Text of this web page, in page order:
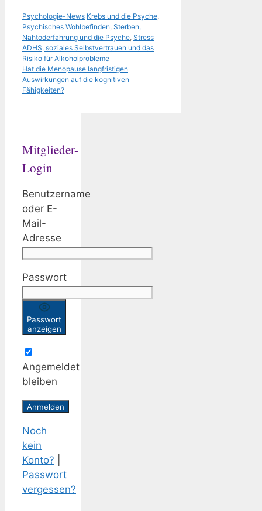
Kategorien
Psychologie-News Schlagwörter
Krebs und die Psyche
Psychisches Wohlbefinden Sterben,
Nahtoderfahrung und die Psyche Stress
ADHS, soziales Selbstvertrauen und das
Risiko für Alkoholprobleme
Hat die Menopause langfristigen
Auswirkungen auf die kognitiven
Fähigkeiten?
Mitglieder-
Login
Benutzername
oder E-
Mail-
Adresse
Passwort
Passwort
anzeigen
Angemeldet
bleiben
Noch
kein
Konto?
Passwort
vergessen?